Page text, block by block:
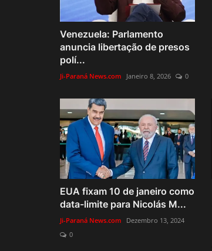
Venezuela: Parlamento
anuncia libertação de presos
polí...
Ji-Paraná News.com Janeiro 8, 2026 0
EUA fixam 10 de janeiro como
data-limite para Nicolás M...
Ji-Paraná News.com
Dezembro 13, 2024
0